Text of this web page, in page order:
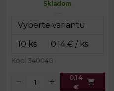
Skladom
Kód: 340040
0,14
€